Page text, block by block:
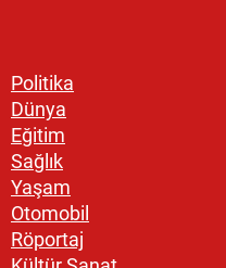
Politika
Dünya
Eğitim
Sağlık
Yaşam
Otomobil
Röportaj